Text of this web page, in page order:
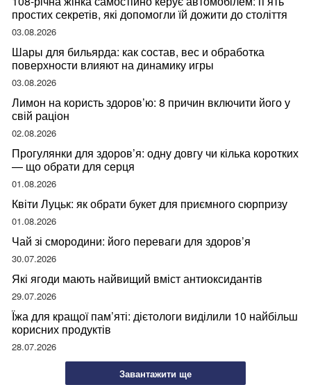
простих секретів, які допомогли їй дожити до століття
03.08.2026
Шары для бильярда: как состав, вес и обработка
поверхности влияют на динамику игры
03.08.2026
Лимон на користь здоров’ю: 8 причин включити його у
свій раціон
02.08.2026
Прогулянки для здоров’я: одну довгу чи кілька коротких
— що обрати для серця
01.08.2026
Квіти Луцьк: як обрати букет для приємного сюрпризу
01.08.2026
Чай зі смородини: його переваги для здоров’я
30.07.2026
Які ягоди мають найвищий вміст антиоксидантів
29.07.2026
Їжа для кращої пам’яті: дієтологи виділили 10 найбільш
корисних продуктів
28.07.2026
Завантажити ще